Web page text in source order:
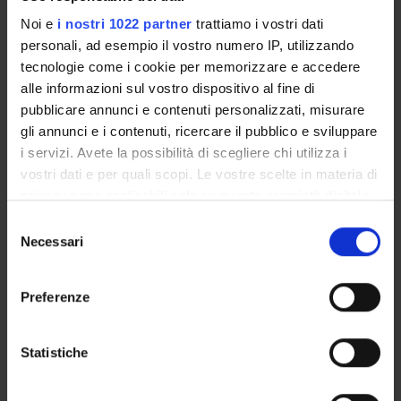
Noi e i nostri 1022 partner trattiamo i vostri dati
personali, ad esempio il vostro numero IP, utilizzando
tecnologie come i cookie per memorizzare e accedere
alle informazioni sul vostro dispositivo al fine di
pubblicare annunci e contenuti personalizzati, misurare
gli annunci e i contenuti, ricercare il pubblico e sviluppare
i servizi. Avete la possibilità di scegliere chi utilizza i
vostri dati e per quali scopi. Le vostre scelte in materia di
modificare o revocare il proprio consenso in qualsiasi
momento dalla Dichiarazione sui cookie o facendo clic
raccogliere informazioni sulla tua posizione
geografica, con un'approssimazione di qualche
delNecessari
Preferenze
Statistiche
ATTIVITÀ
AREE DI RICERCA
DOTTORATI DI RICERCA
STRUTTURE
BIBLIOTECHE
LABORATORI DI RICERCA
SPIN OFF E AZIENDE
Persone